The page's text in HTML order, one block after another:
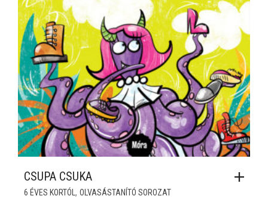
CSUPA CSUKA
6 ÉVES KORTÓL, OLVASÁSTANÍTÓ SOROZAT